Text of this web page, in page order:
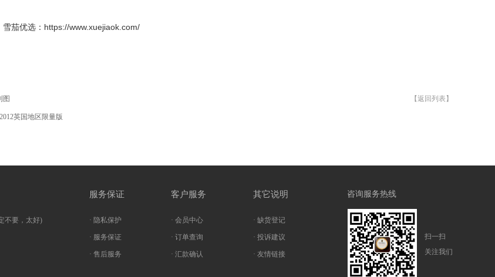
雪茄优选：https://www.xuejiaok.com/
图 【返回列表】
英国地区限量版
不要，太好)
服务保证
· 隐私保护
· 服务保证
· 售后服务
客户服务
· 会员中心
· 订单查询
· 汇款确认
其它说明
· 缺货登记
· 投诉建议
· 友情链接
咨询服务热线
扫一扫
关注我们